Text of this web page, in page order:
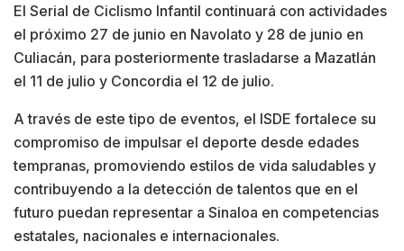
El Serial de Ciclismo Infantil continuará con actividades
el próximo 27 de junio en Navolato y 28 de junio en
Culiacán, para posteriormente trasladarse a Mazatlán
el 11 de julio y Concordia el 12 de julio.
A través de este tipo de eventos, el ISDE fortalece su
compromiso de impulsar el deporte desde edades
tempranas, promoviendo estilos de vida saludables y
contribuyendo a la detección de talentos que en el
futuro puedan representar a Sinaloa en competencias
estatales, nacionales e internacionales.